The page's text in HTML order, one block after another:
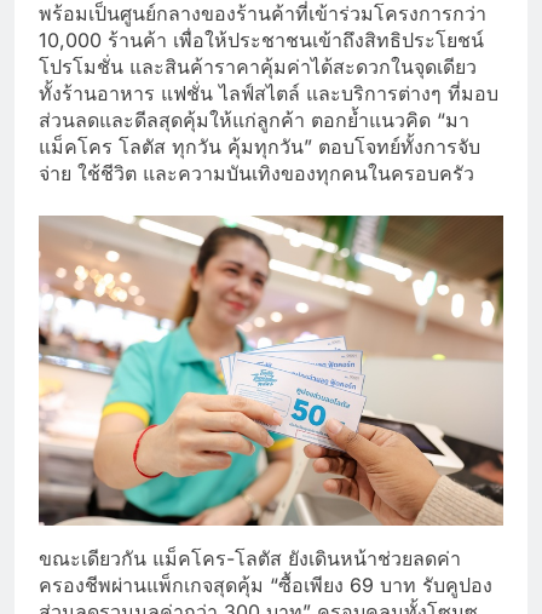
พร้อมเป็นศูนย์กลางของร้านค้าที่เข้าร่วมโครงการกว่า
10,000 ร้านค้า เพื่อให้ประชาชนเข้าถึงสิทธิประโยชน์
โปรโมชั่น และสินค้าราคาคุ้มค่าได้สะดวกในจุดเดียว
ทั้งร้านอาหาร แฟชั่น ไลฟ์สไตล์ และบริการต่างๆ ที่มอบ
ส่วนลดและดีลสุดคุ้มให้แก่ลูกค้า ตอกย้ำแนวคิด “มา
แม็คโคร โลตัส ทุกวัน คุ้มทุกวัน” ตอบโจทย์ทั้งการจับ
จ่าย ใช้ชีวิต และความบันเทิงของทุกคนในครอบครัว
ขณะเดียวกัน แม็คโคร-โลตัส ยังเดินหน้าช่วยลดค่า
ครองชีพผ่านแพ็กเกจสุดคุ้ม “ซื้อเพียง 69 บาท รับคูปอง